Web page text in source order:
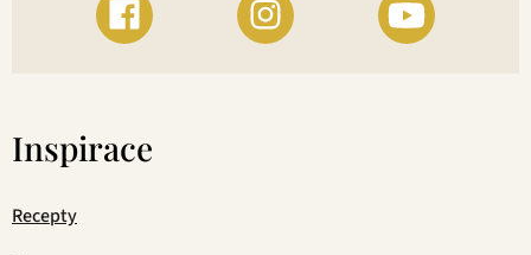
Inspirace
Recepty